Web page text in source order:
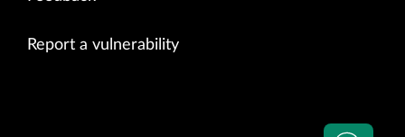
Report a vulnerability